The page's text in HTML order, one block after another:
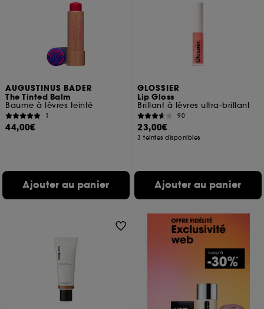
AUGUSTINUS BADER
The Tinted Balm
Baume à lèvres teinté
1
44,00€
Ajouter au panier
GLOSSIER
Lip Gloss
Brillant à lèvres ultra-brillant
90
23,00€
3 teintes disponibles
Ajouter au panier